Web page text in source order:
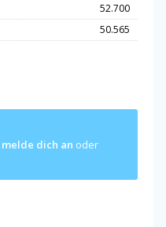
52.700
50.565
melde dich an oder